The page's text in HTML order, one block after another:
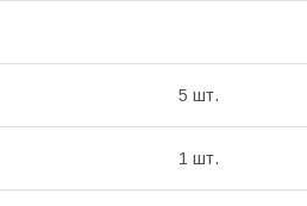
5 шт.
1 шт.